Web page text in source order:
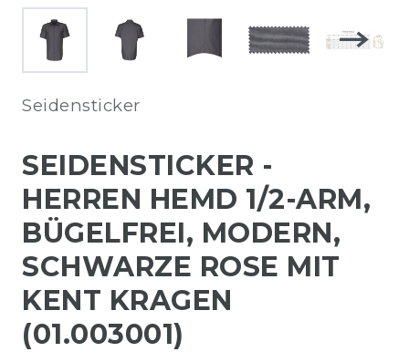
Seidensticker
SEIDENSTICKER -
HERREN HEMD 1/2-ARM,
BÜGELFREI, MODERN,
SCHWARZE ROSE MIT
KENT KRAGEN
(01.003001)